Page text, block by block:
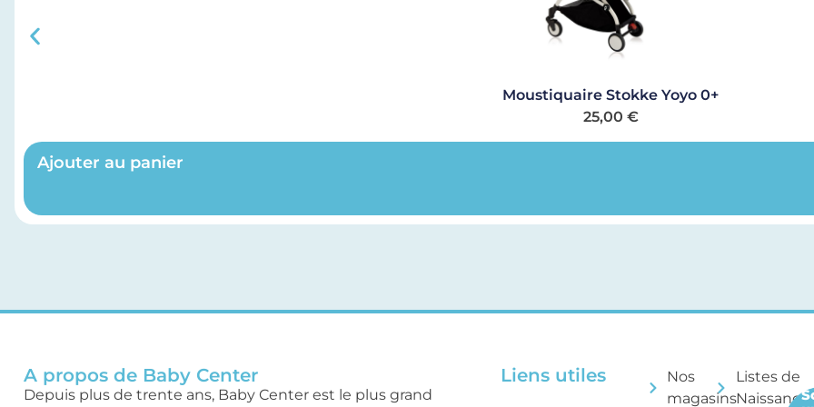
Moustiquaire Stokke Yoyo 0+
25,00 €
Ajouter au panier
A propos de Baby Center
Depuis plus de trente ans, Baby Center est le plus grand
Liens utiles
Nos
magasins
Listes de
Naissance